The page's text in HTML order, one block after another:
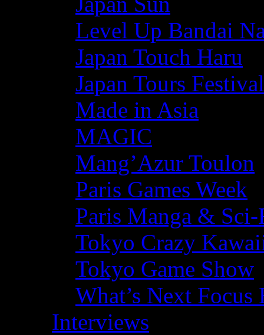
Level Up Bandai
Japan Touch Haru
Japan Tours Festival
Made in Asia
MAGIC
Mang’Azur Toulon
Paris Games Week
Paris Manga &
Tokyo Crazy
Tokyo Game Show
What’s Next
Interviews